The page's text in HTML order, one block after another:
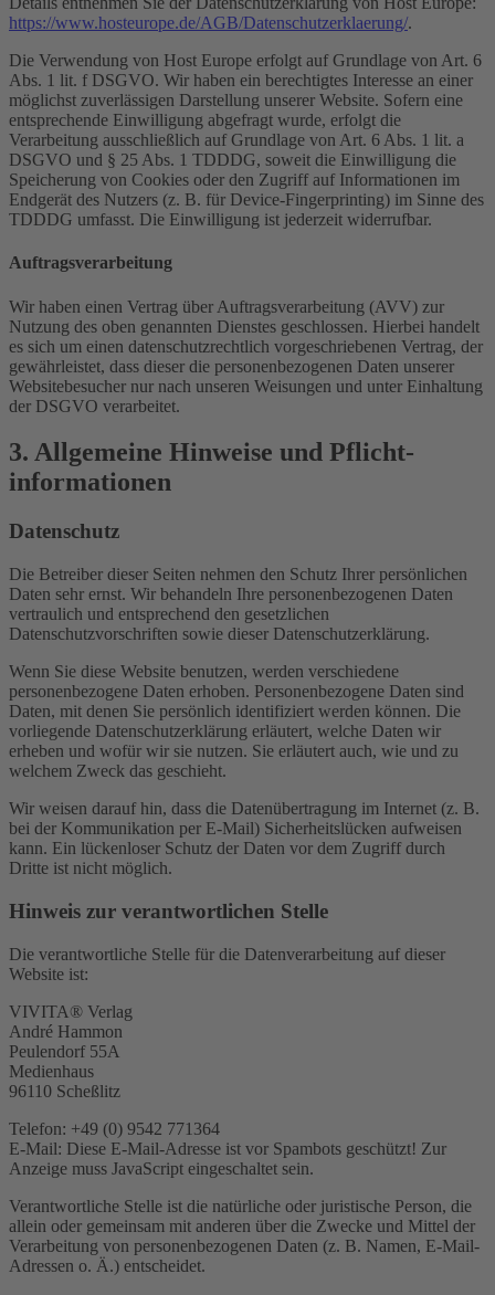
https://www.hosteurope.de/AGB/Datenschutzerklaerung/.
Die Verwendung von Host Europe erfolgt auf Grundlage von Art. 6
Abs. 1 lit. f DSGVO. Wir haben ein berechtigtes Interesse an einer
möglichst zuverlässigen Darstellung unserer Website. Sofern eine
entsprechende Einwilligung abgefragt wurde, erfolgt die
Verarbeitung ausschließlich auf Grundlage von Art. 6 Abs. 1 lit. a
DSGVO und § 25 Abs. 1 TDDDG, soweit die Einwilligung die
Speicherung von Cookies oder den Zugriff auf Informationen im
Endgerät des Nutzers (z. B. für Device-Fingerprinting) im Sinne des
TDDDG umfasst. Die Einwilligung ist jederzeit widerrufbar.
Auftragsverarbeitung
Wir haben einen Vertrag über Auftragsverarbeitung (AVV) zur
Nutzung des oben genannten Dienstes geschlossen. Hierbei handelt
es sich um einen datenschutzrechtlich vorgeschriebenen Vertrag, der
gewährleistet, dass dieser die personenbezogenen Daten unserer
Websitebesucher nur nach unseren Weisungen und unter Einhaltung
der DSGVO verarbeitet.
3. Allgemeine Hinweise und Pflicht­
informationen
Datenschutz
Die Betreiber dieser Seiten nehmen den Schutz Ihrer persönlichen
Daten sehr ernst. Wir behandeln Ihre personenbezogenen Daten
vertraulich und entsprechend den gesetzlichen
Datenschutzvorschriften sowie dieser Datenschutzerklärung.
Wenn Sie diese Website benutzen, werden verschiedene
personenbezogene Daten erhoben. Personenbezogene Daten sind
Daten, mit denen Sie persönlich identifiziert werden können. Die
vorliegende Datenschutzerklärung erläutert, welche Daten wir
erheben und wofür wir sie nutzen. Sie erläutert auch, wie und zu
welchem Zweck das geschieht.
Wir weisen darauf hin, dass die Datenübertragung im Internet (z. B.
bei der Kommunikation per E-Mail) Sicherheitslücken aufweisen
kann. Ein lückenloser Schutz der Daten vor dem Zugriff durch
Dritte ist nicht möglich.
Hinweis zur verantwortlichen Stelle
Die verantwortliche Stelle für die Datenverarbeitung auf dieser
Website ist:
VIVITA® Verlag
André Hammon
Peulendorf 55A
Medienhaus
96110 Scheßlitz
Telefon: +49 (0) 9542 771364
E-Mail: Diese E-Mail-Adresse ist vor Spambots geschützt! Zur
Anzeige muss JavaScript eingeschaltet sein.
Verantwortliche Stelle ist die natürliche oder juristische Person, die
allein oder gemeinsam mit anderen über die Zwecke und Mittel der
Verarbeitung von personenbezogenen Daten (z. B. Namen, E-Mail-
Adressen o. Ä.) entscheidet.